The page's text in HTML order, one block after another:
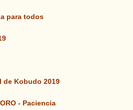
para todos
de Kobudo 2019
- Paciencia